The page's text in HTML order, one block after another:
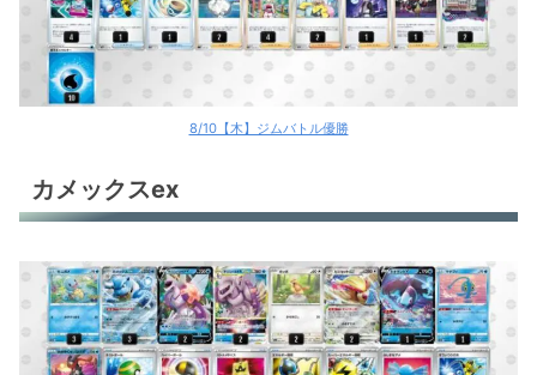
8/10【木】ジムバトル優勝
カメックスex